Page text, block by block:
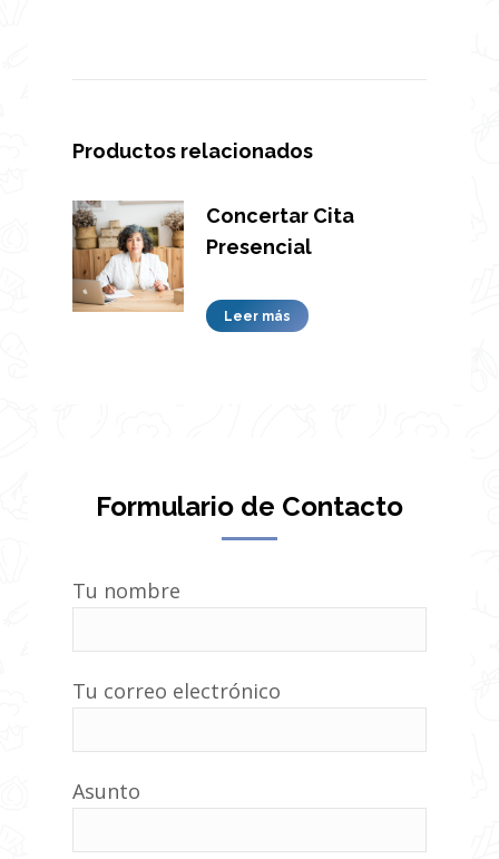
Productos relacionados
Concertar Cita
Presencial
Leer más
Formulario de Contacto
Tu nombre
Tu correo electrónico
Asunto